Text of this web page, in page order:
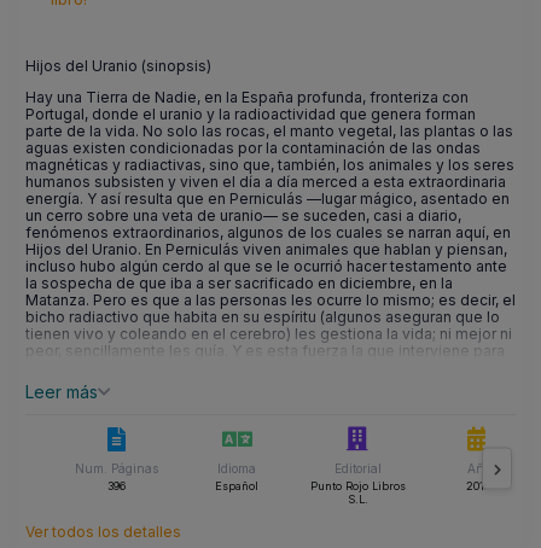
Hijos del Uranio (sinopsis)
Hay una Tierra de Nadie, en la España profunda, fronteriza con
Portugal, donde el uranio y la radioactividad que genera forman
parte de la vida. No solo las rocas, el manto vegetal, las plantas o las
aguas existen condicionadas por la contaminación de las ondas
magnéticas y radiactivas, sino que, también, los animales y los seres
humanos subsisten y viven el día a día merced a esta extraordinaria
energía. Y así resulta que en Perniculás ––lugar mágico, asentado en
un cerro sobre una veta de uranio–– se suceden, casi a diario,
fenómenos extraordinarios, algunos de los cuales se narran aquí, en
Hijos del Uranio. En Perniculás viven animales que hablan y piensan,
incluso hubo algún cerdo al que se le ocurrió hacer testamento ante
la sospecha de que iba a ser sacrificado en diciembre, en la
Matanza. Pero es que a las personas les ocurre lo mismo; es decir, el
bicho radiactivo que habita en su espíritu (algunos aseguran que lo
tienen vivo y coleando en el cerebro) les gestiona la vida; ni mejor ni
peor, sencillamente les guía. Y es esta fuerza la que interviene para
suplemento de dedos en sus manos; o nazcan con rabo; o con
cerdas tan gruesas en su cuero como las de la crin de un caballo. Sin
gobernado por la radioactividad y las meigas. Aunque los
perniculasinos son seres geniales; capaces de extraerle el mayor
jugo a la vida; son libres; viven sin miedo y podrían gobernarse ellos
solos, con su propia república, si quisieran. En este contexto se
desarrollan los hechos que, en 25 relatos, conforman Hijos del
Simplemente es la vida.
Leer más
Num. Páginas
396
Idioma
Español
Editorial
Punto Rojo Libros
S.L.
Año
2019
Ver todos los detalles